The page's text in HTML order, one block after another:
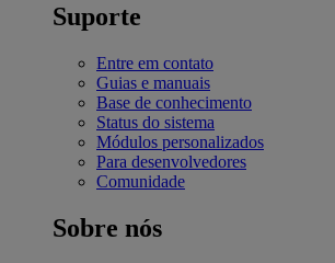
Suporte
Entre em contato
Guias e manuais
Base de conhecimento
Status do sistema
Módulos personalizados
Para desenvolvedores
Comunidade
Sobre nós